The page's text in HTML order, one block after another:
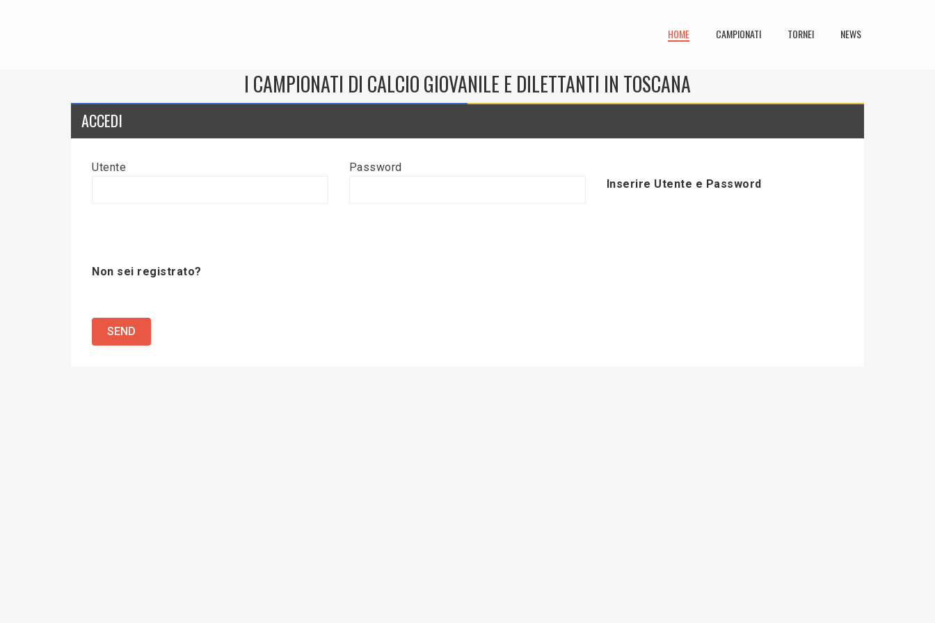
HOME CAMPIONATI TORNEI NEWS
I CAMPIONATI DI CALCIO GIOVANILE E DILETTANTI IN TOSCANA
ACCEDI
Utente
Password
Inserire Utente e Password
Non sei registrato?